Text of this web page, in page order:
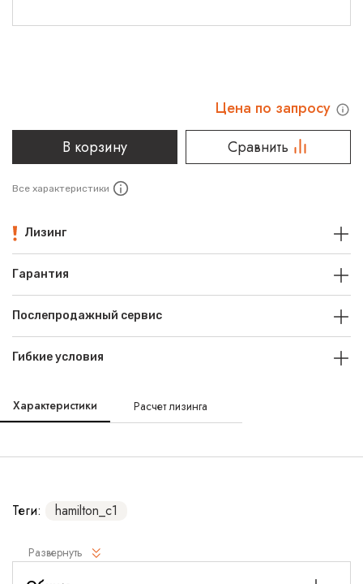
Цена по запросу
В корзину
Сравнить
Все характеристики
Лизинг
Гарантия
Послепродажный сервис
Гибкие условия
Характеристики Расчет лизинга
Теги: hamilton_c1
Развернуть